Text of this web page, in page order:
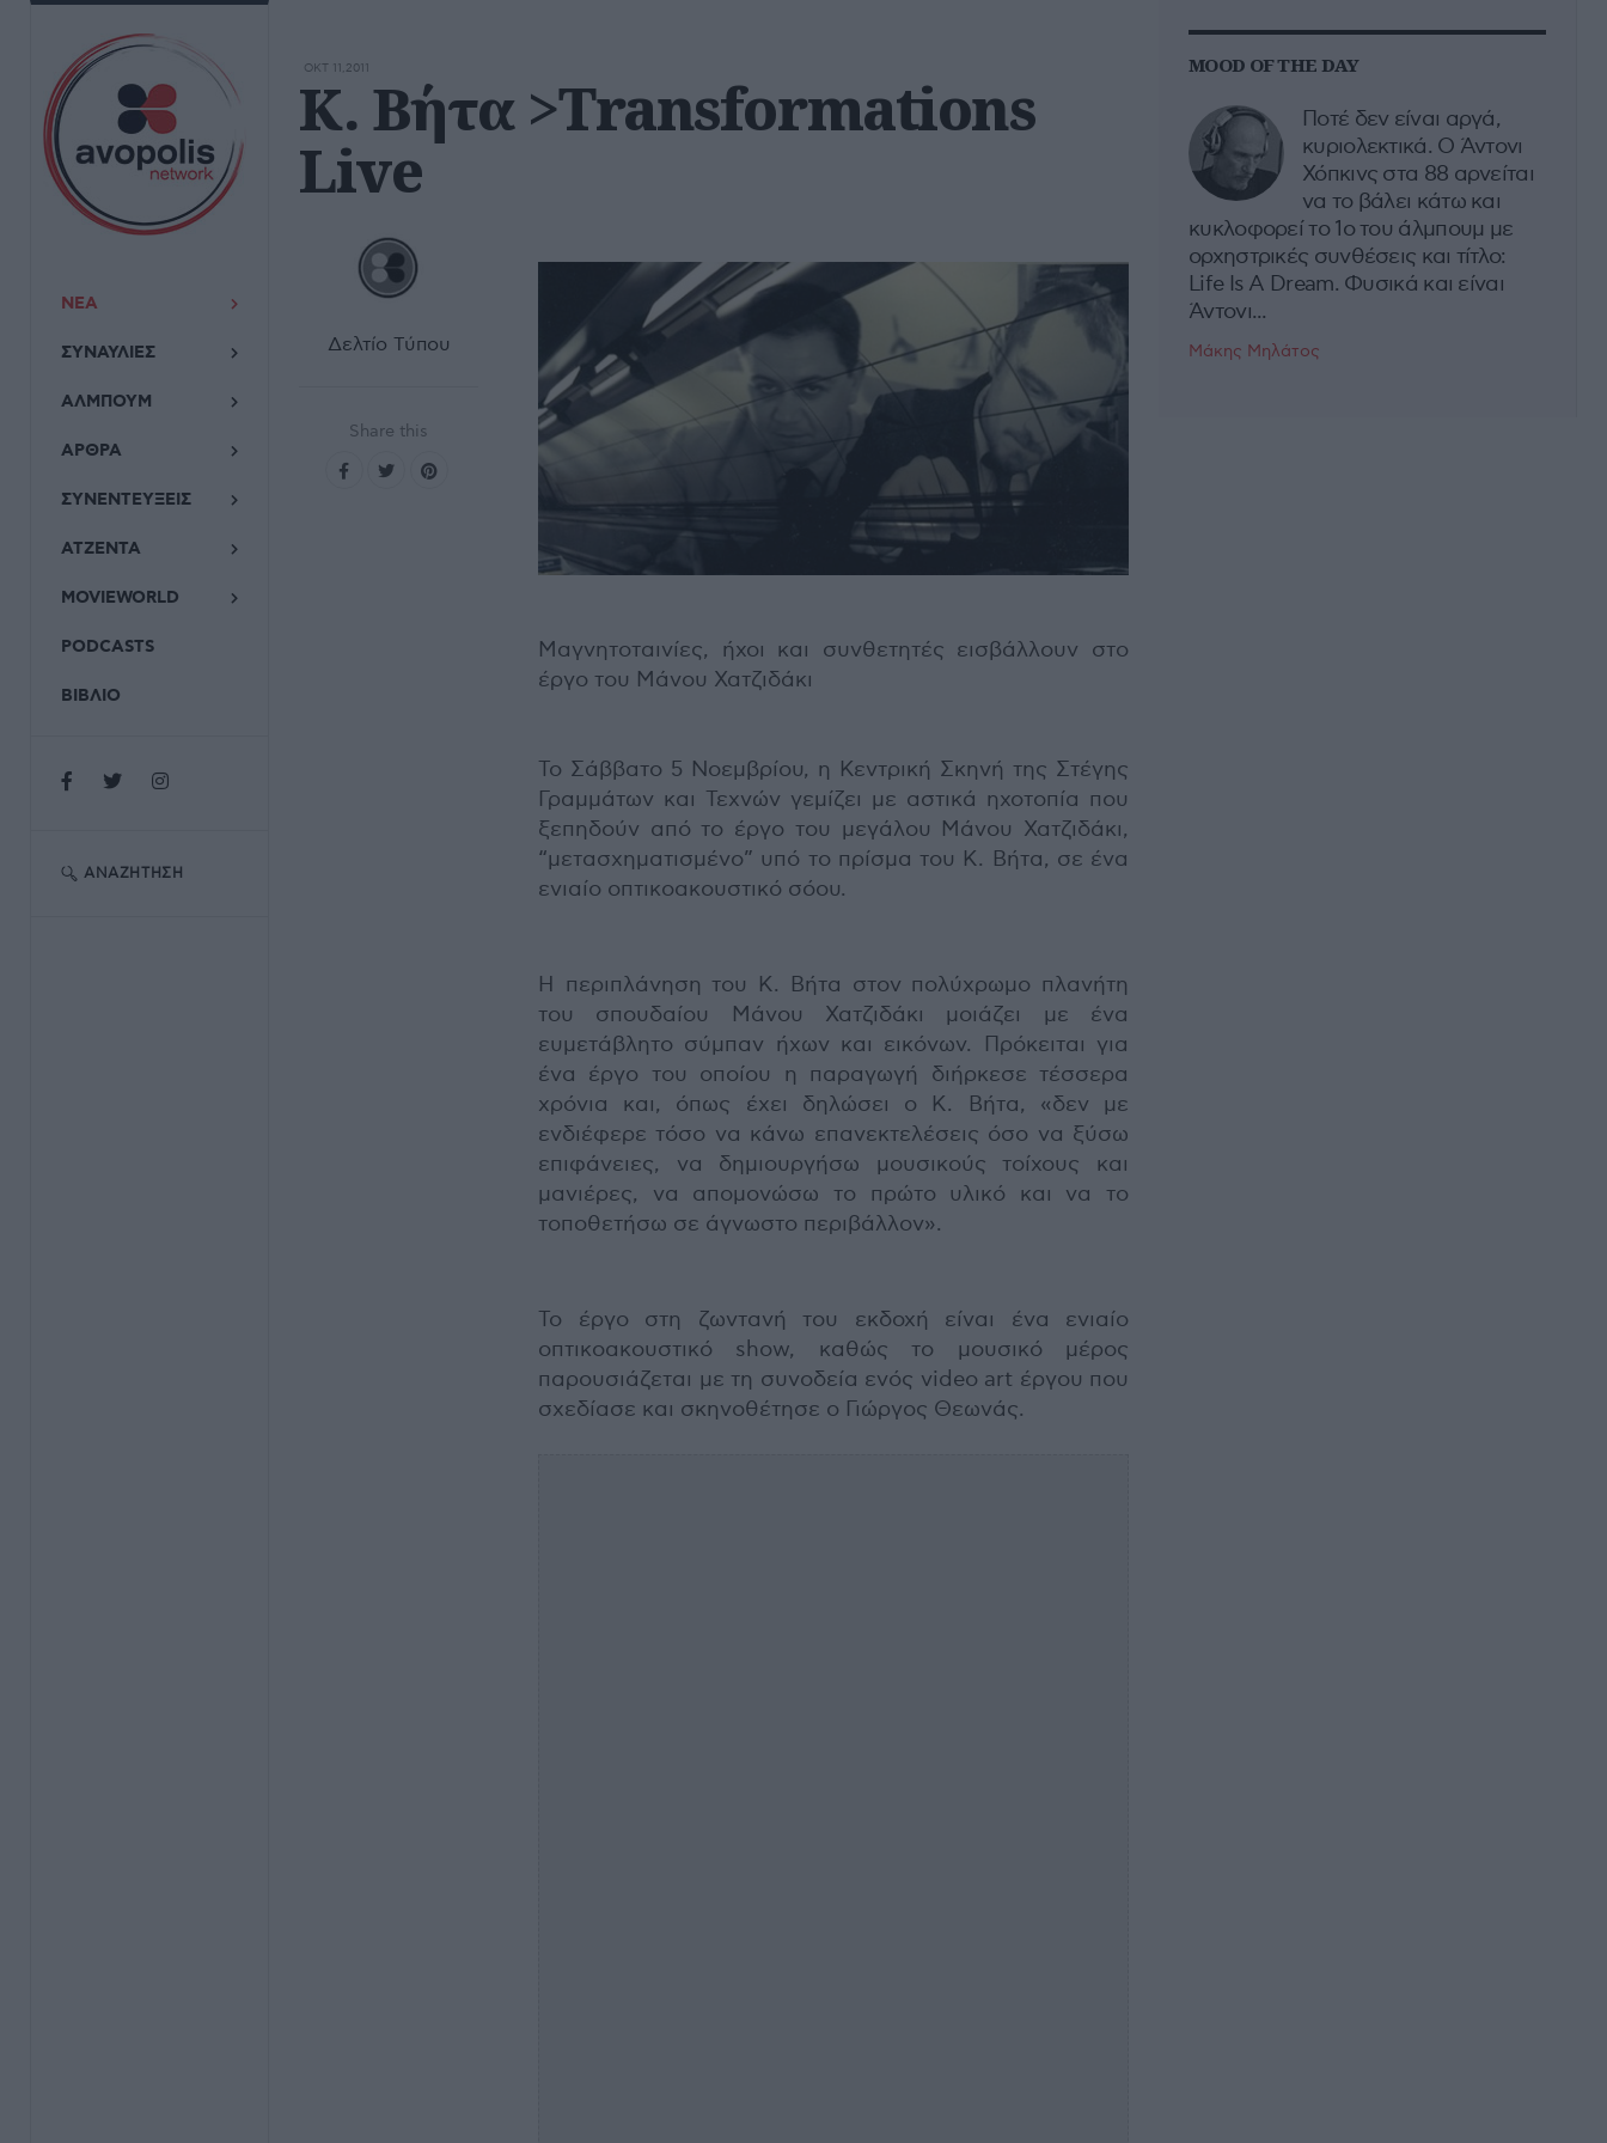
ΝΕΑ
ΣΥΝΑΥΛΙΕΣ
ΑΛΜΠΟΥΜ
ΑΡΘΡΑ
ΣΥΝΕΝΤΕΥΞΕΙΣ
ΑΤΖΕΝΤΑ
MOVIEWORLD
PODCASTS
ΒΙΒΛΙΟ
ΑΝΑΖΉΤΗΣΗ
ΟΚΤ 11,2011
Κ. Βήτα >Transformations
Live
Δελτίο Τύπου
Share this
Μαγνητοταινίες, ήχοι και συνθετητές εισβάλλουν στο
έργο του Μάνου Χατζιδάκι
Το Σάββατο 5 Νοεμβρίου, η Κεντρική Σκηνή της Στέγης
Γραμμάτων και Τεχνών γεμίζει με αστικά ηχοτοπία που
ξεπηδούν από το έργο του μεγάλου Μάνου Χατζιδάκι,
“μετασχηματισμένο” υπό το πρίσμα του Κ. Βήτα, σε ένα
ενιαίο οπτικοακουστικό σόου.
Η περιπλάνηση του Κ. Βήτα στον πολύχρωμο πλανήτη
του σπουδαίου Μάνου Χατζιδάκι μοιάζει με ένα
ευμετάβλητο σύμπαν ήχων και εικόνων. Πρόκειται για
ένα έργο του οποίου η παραγωγή διήρκεσε τέσσερα
χρόνια και, όπως έχει δηλώσει ο Κ. Βήτα, «δεν με
ενδιέφερε τόσο να κάνω επανεκτελέσεις όσο να ξύσω
επιφάνειες, να δημιουργήσω μουσικούς τοίχους και
μανιέρες, να απομονώσω το πρώτο υλικό και να το
τοποθετήσω σε άγνωστο περιβάλλον».
Το έργο στη ζωντανή του εκδοχή είναι ένα ενιαίο
οπτικοακουστικό show, καθώς το μουσικό μέρος
παρουσιάζεται με τη συνοδεία ενός video art έργου που
σχεδίασε και σκηνοθέτησε ο Γιώργος Θεωνάς.
MOOD OF THE DAY
Ποτέ δεν είναι αργά,
κυριολεκτικά. Ο Άντονι
Χόπκινς στα 88 αρνείται
να το βάλει κάτω και
κυκλοφορεί το 1ο του άλμπουμ με
ορχηστρικές συνθέσεις και τίτλο:
Life Is A Dream. Φυσικά και είναι
Άντονι...
Μάκης Μηλάτος